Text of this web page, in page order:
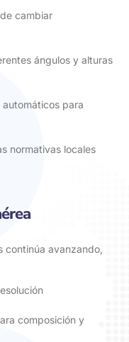
cambiar
ángulos y alturas
para
normativas locales
continúa avanzando,
composición y